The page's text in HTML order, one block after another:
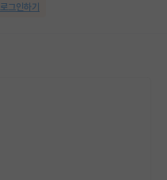
로그인하기